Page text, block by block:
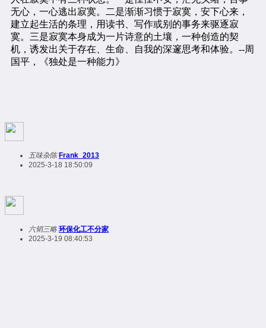
五味杂陈 Frank_2013
2025-3-18 18:50:09
六韬三略 环保化工不分家
2025-3-19 08:40:53